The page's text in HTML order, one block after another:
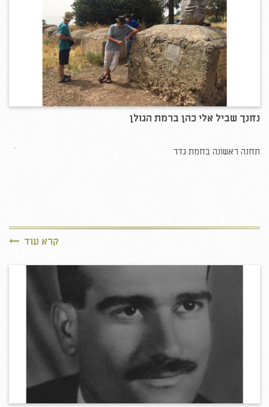
נחנך שביל אלי כהן ברמת הגולן
תחנה ראשונה בחמת גדר
קרא עוד